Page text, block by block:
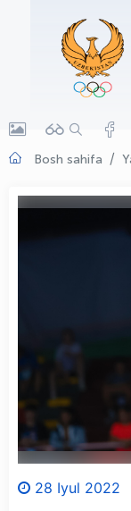
Bosh sahifa
28 Iyul 2022
Onlayn ·